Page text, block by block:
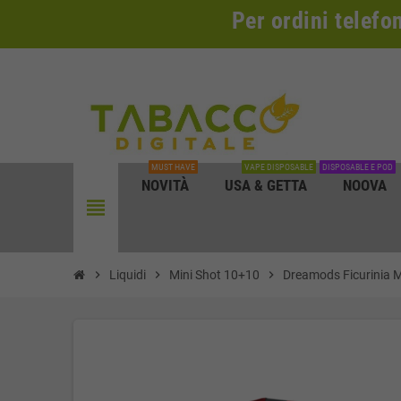
Per ordini
view_headline
NOVITÀ
MUST HAVE
USA & GETTA
VAPE DISPOSABLE
NOOVA
DISPOSABLE E POD
chevron_right Liquidi chevron_right Mini Shot 10+10 chevron_right Dreamods Ficurinia